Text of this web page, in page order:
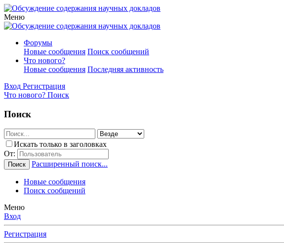
Меню
Форумы
Новые сообщения Поиск сообщений
Что нового?
Новые сообщения Последняя активность
Вход Регистрация
Что нового? Поиск
Поиск
Искать только в заголовках
От:
Поиск Расширенный поиск...
Новые сообщения
Поиск сообщений
Меню
Вход
Регистрация